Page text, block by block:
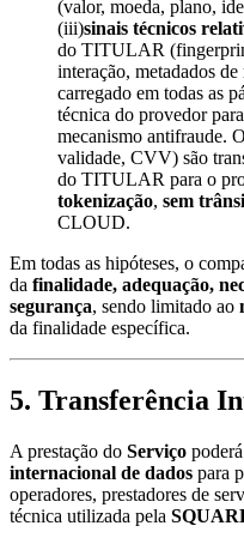
(valor, moeda, plano,
(iii)sinais técnicos
do TITULAR
interação, metadados
carregado em todas as
técnica do provedor
mecanismo antifraude.
validade, CVV) são
do TITULAR para o
tokenização, sem
CLOUD.
Em todas as hipóteses, o
da finalidade, adequação,
segurança, sendo limitado ao
da finalidade específica.
5. Transferência
A prestação do Serviço
internacional de dados para
operadores, prestadores de
técnica utilizada pela